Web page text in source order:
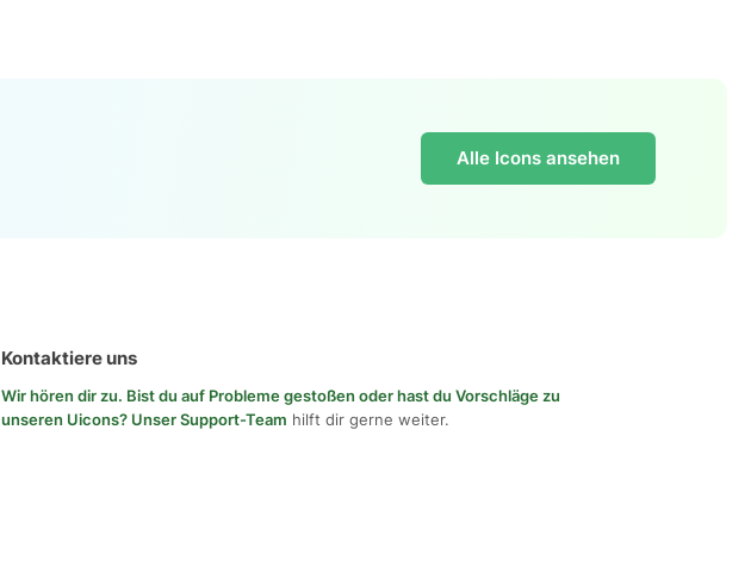
Alle Icons ansehen
Kontaktiere uns
Wir hören dir zu. Bist du auf Probleme gestoßen oder hast du Vorschläge zu
unseren Uicons? Unser Support-Team hilft dir gerne weiter.